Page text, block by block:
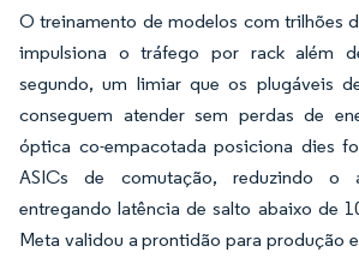
O treinamento de modelos com trilhões
impulsiona o tráfego por rack além
segundo, um limiar que os plugáveis
conseguem atender sem perdas de
óptica co-empacotada posiciona dies
ASICs de comutação, reduzindo o
entregando latência de salto abaixo de
Meta validou a prontidão para produção